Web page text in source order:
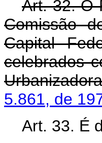
Art. 32. O
Comissão
Capital
celebrados
5.861, de
Art. 33. É